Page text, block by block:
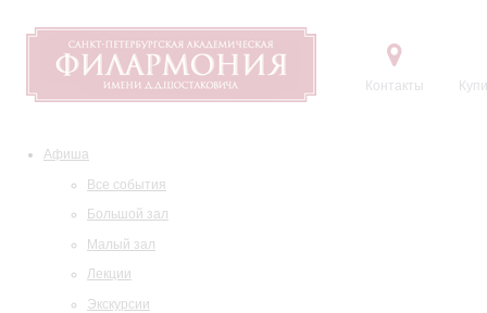
Контакты
Афиша
Все события
Большой зал
Малый зал
Лекции
Экскурсии